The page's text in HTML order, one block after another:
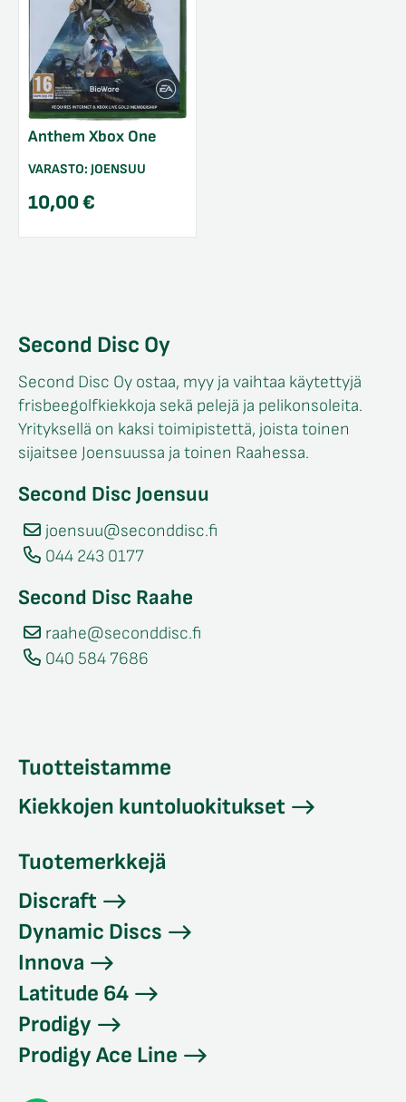
Anthem Xbox One
VARASTO: JOENSUU
10,00€
Second Disc Oy
Second Disc Oy ostaa, myy ja vaihtaa käytettyjä
frisbeegolfkiekkoja sekä pelejä ja pelikonsoleita.
Yrityksellä on kaksi toimipistettä, joista toinen
sijaitsee Joensuussa ja toinen Raahessa.
Second Disc Joensuu
joensuu@seconddisc.fi
044 243 0177
Second Disc Raahe
raahe@seconddisc.fi
040 584 7686
Tuotteistamme
Kiekkojen kuntoluokitukset
Tuotemerkkejä
Discraft
Dynamic Discs
Innova
Latitude 64
Prodigy
Prodigy Ace Line